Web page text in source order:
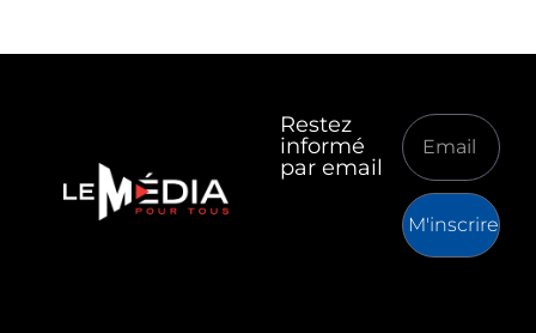
Restez
informé
par email
M'inscrire